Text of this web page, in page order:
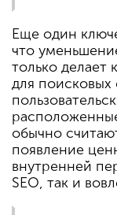
Еще один
что
только делает
для поисковых
обычно
появление
внутренней
SEO, так и